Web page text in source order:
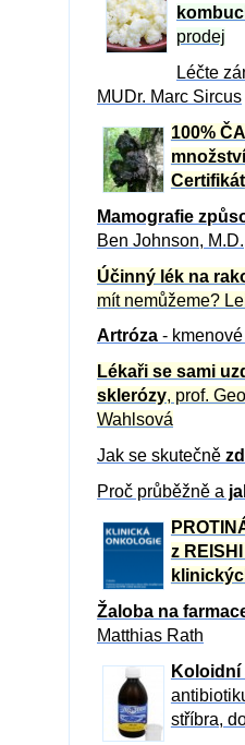
prodej
Léčte
MUDr. Marc Sircus
100%
Certifikát
Mamografie
Ben Johnson,
Účinný lék na
mít nemůžeme?
Artróza -
Lékaři se sami
sklerózy, prof.
Wahlsová
Jak se skutečně
Proč průběžně a
z REISHI
Žaloba na
Matthias Rath
stříbra,